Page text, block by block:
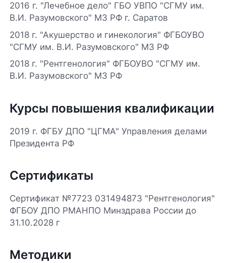
2016 г. "Лечебное дело" ГБО УВПО "СГМУ им.
В.И. Разумовского" МЗ РФ г. Саратов
2018 г. "Акушерство и гинекология" ФГБОУВО
"СГМУ им. В.И. Разумовского" МЗ РФ
2018 г. "Рентгенология" ФГБОУВО "СГМУ им.
В.И. Разумовского" МЗ РФ
Курсы повышения квалификации
2019 г. ФГБУ ДПО "ЦГМА" Управления делами
Президента РФ
Сертификаты
Сертификат №7723 031494873 "Рентгенология"
ФГБОУ ДПО РМАНПО Минздрава России до
31.10.2028 г
Методики